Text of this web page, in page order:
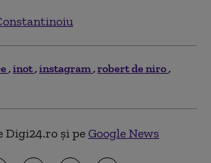
inot instagram robert de niro
și peGoogle News